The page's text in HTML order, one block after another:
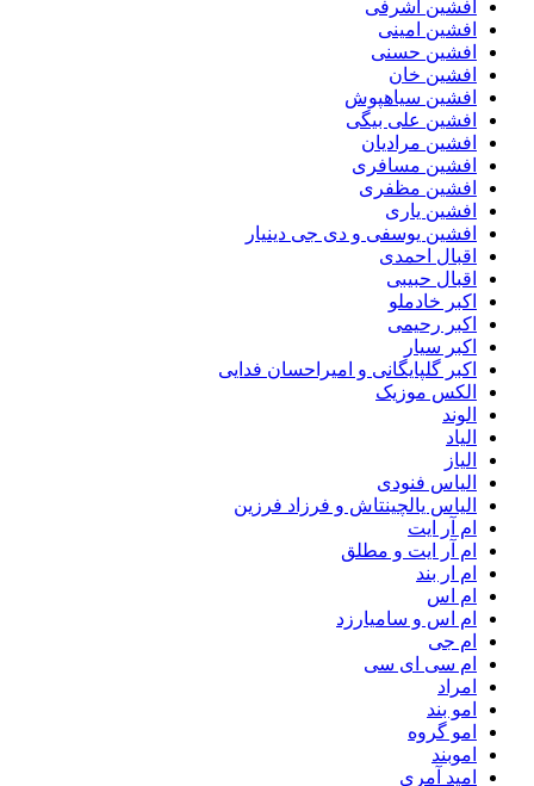
افشین اشرفی
افشین امینی
افشین حسنی
افشین خان
افشین سیاهپوش
افشین علی بیگی
افشین مرادیان
افشین مسافری
افشین مظفری
افشین یاری
افشین یوسفی و دی جی دینیار
اقبال احمدی
اقبال حبیبی
اکبر خادملو
اکبر رحیمی
اکبر سیار
اکبر گلپایگانی و امیراحسان فدایی
الکس موزیک
الوند
الیاد
الیاز
الیاس فنودی
الیاس یالچینتاش و فرزاد فرزین
ام آر ایت
ام آر ایت و مطلق
ام‌ ار بند
ام اس
ام اس و سامیارزد
ام جی
ام سی ای سی
امراد
امو بند
امو گروه
اموبند
امید آمری